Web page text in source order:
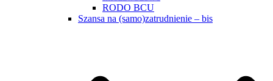
RODO BCU
Szansa na (samo)zatrudnienie – bis